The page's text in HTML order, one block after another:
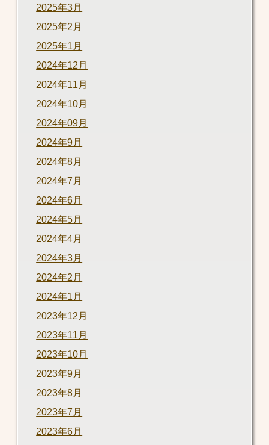
2025年3月
2025年2月
2025年1月
2024年12月
2024年11月
2024年10月
2024年09月
2024年9月
2024年8月
2024年7月
2024年6月
2024年5月
2024年4月
2024年3月
2024年2月
2024年1月
2023年12月
2023年11月
2023年10月
2023年9月
2023年8月
2023年7月
2023年6月